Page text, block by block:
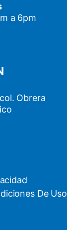
a 6pm
Obrera
De Uso